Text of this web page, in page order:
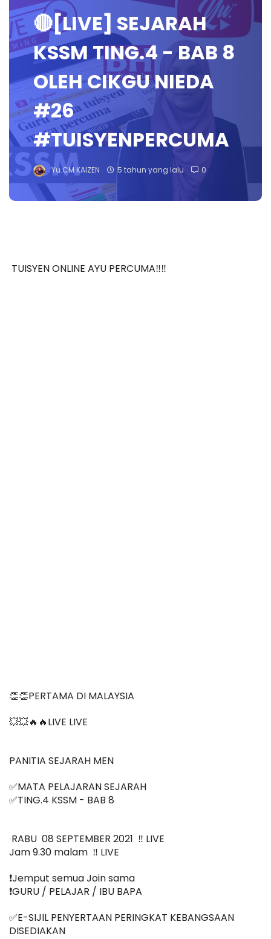
🔴[LIVE] SEJARAH
KSSM TING.4 - BAB 8
OLEH CIKGU NIEDA
#26
#TUISYENPERCUMA
Yu.CM KAIZEN 5 tahun yang lalu 0
TUISYEN ONLINE AYU PERCUMA‼️‼️
👏👏PERTAMA DI MALAYSIA
💥💥🔥🔥LIVE LIVE
PANITIA SEJARAH MEN
✅MATA PELAJARAN SEJARAH
✅TING.4 KSSM - BAB 8
RABU  08 SEPTEMBER 2021  ‼️ LIVE
Jam 9.30 malam  ‼️ LIVE
❗️Jemput semua Join sama
❗️GURU / PELAJAR / IBU BAPA
✅E-SIJIL PENYERTAAN PERINGKAT KEBANGSAAN
DISEDIAKAN